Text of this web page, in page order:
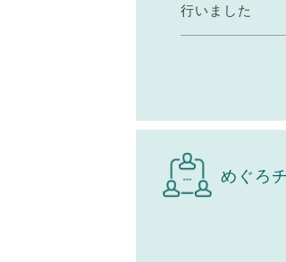
行いました
めぐろ